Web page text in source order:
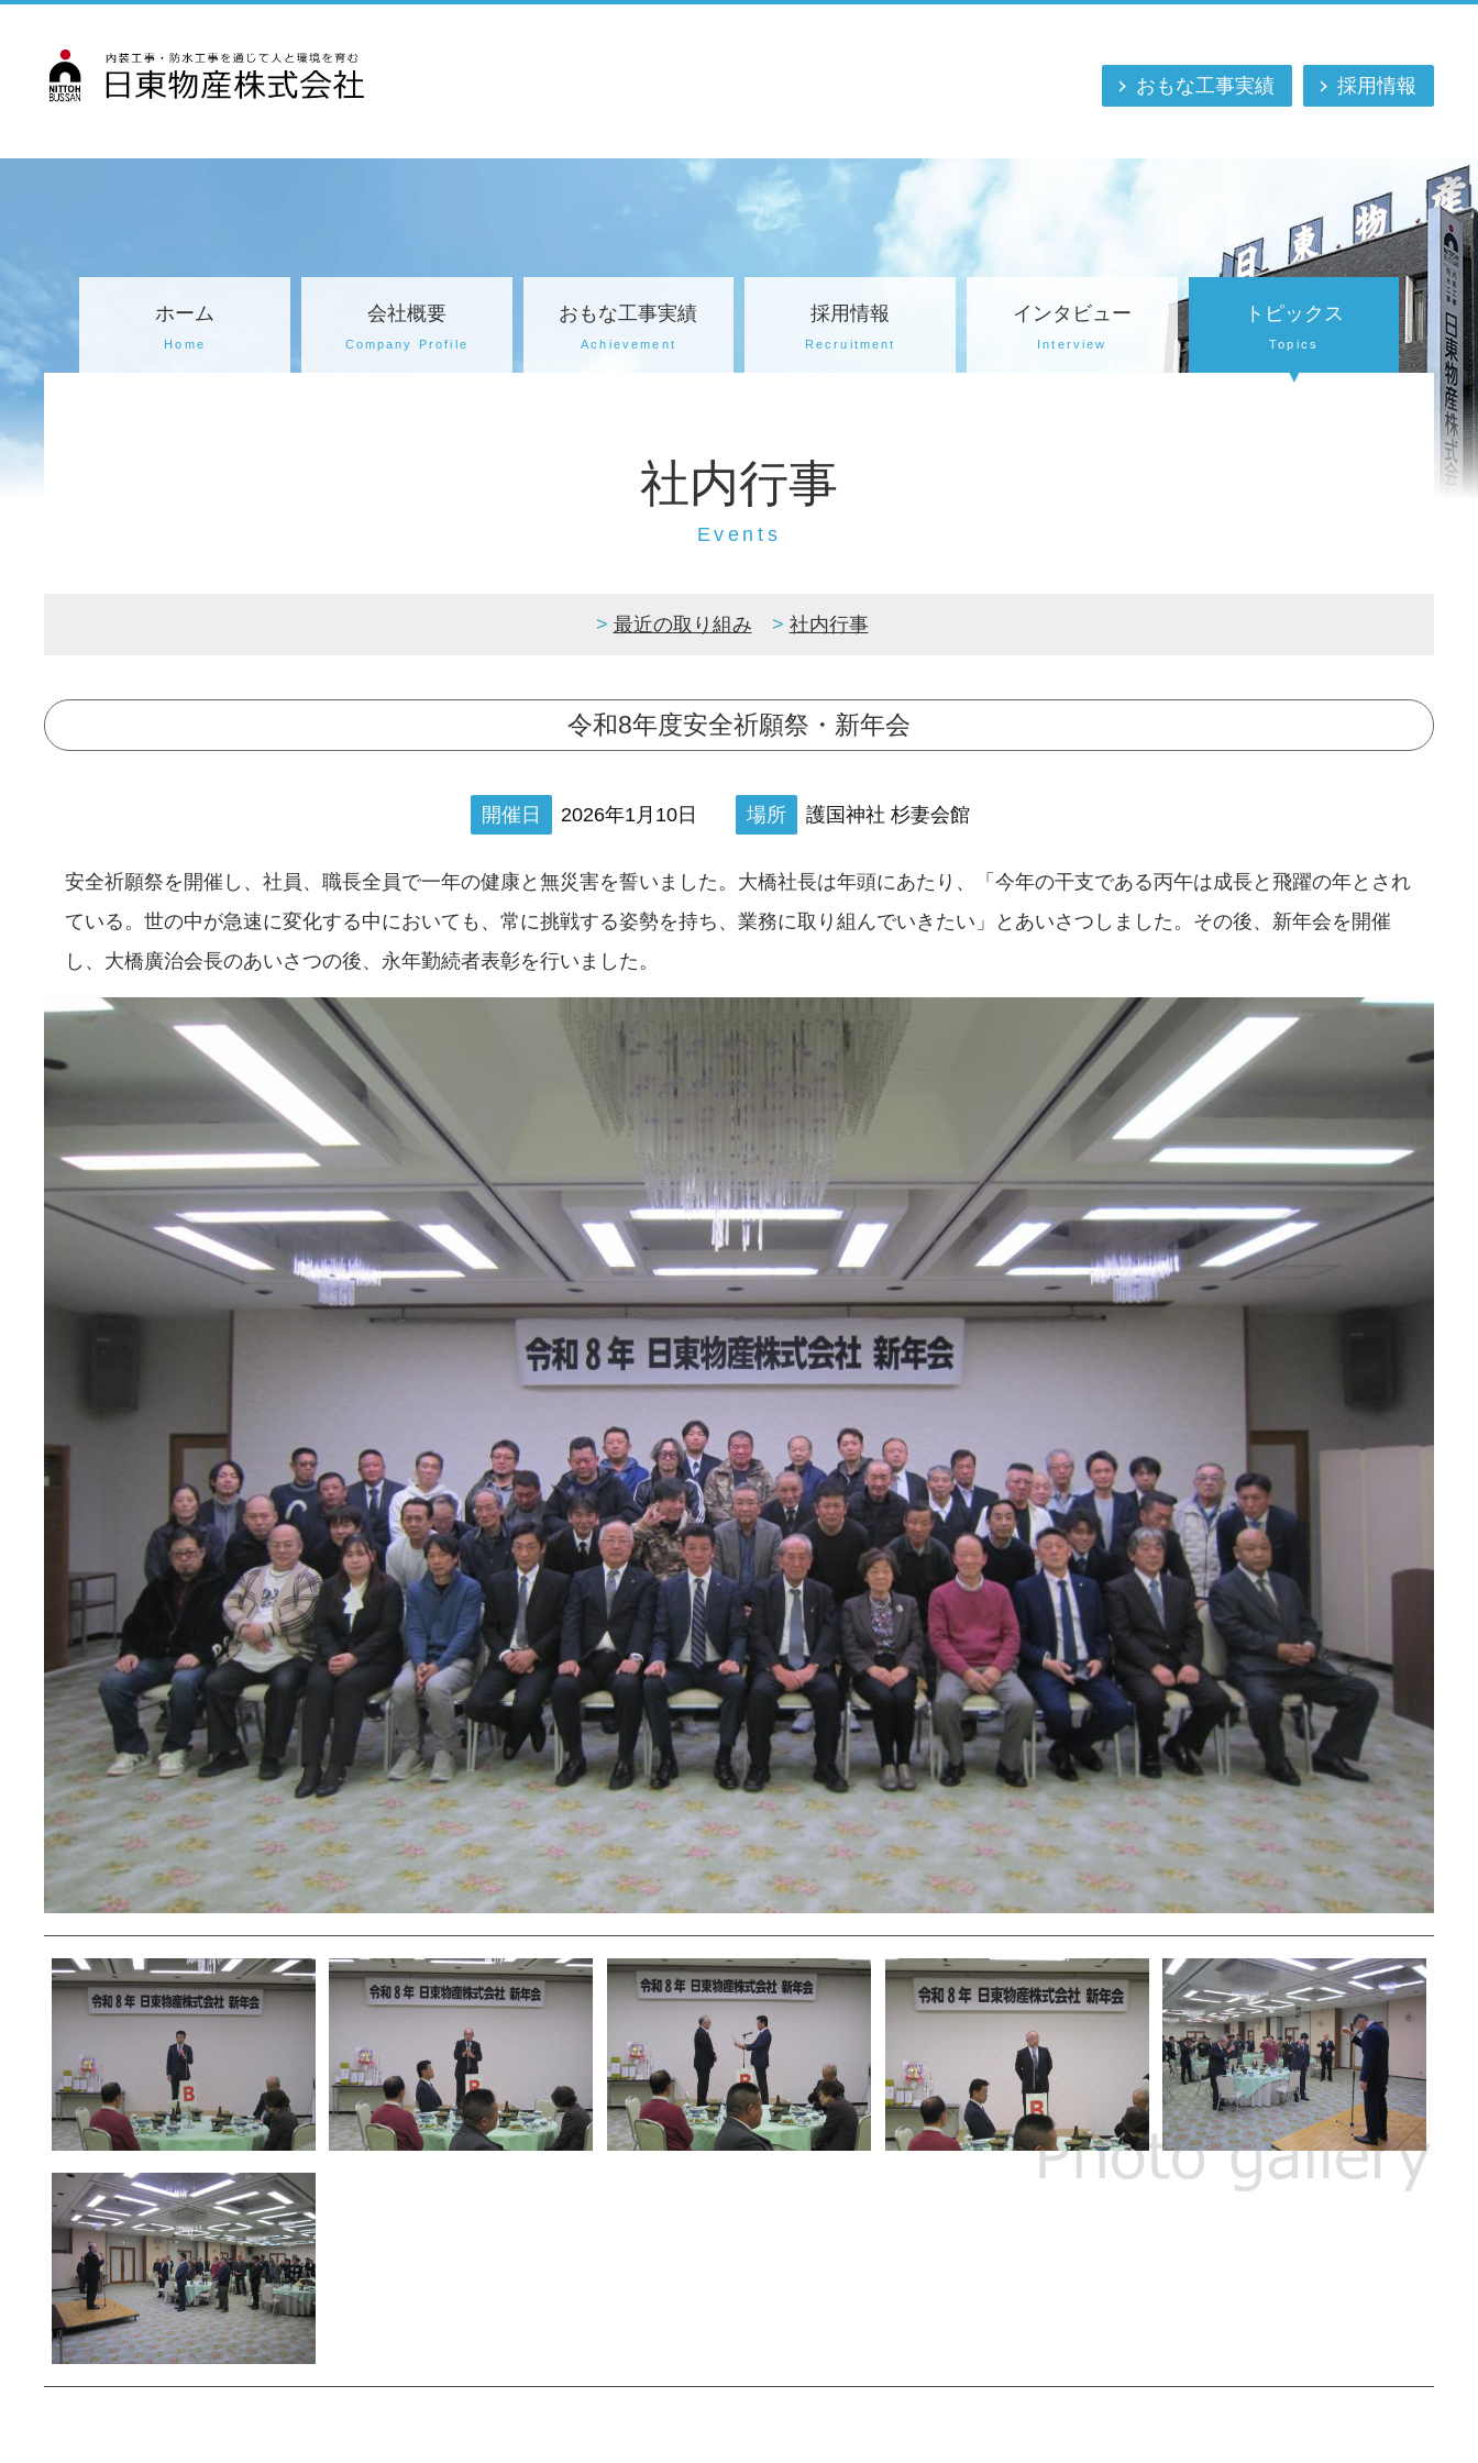
おもな工事実績 採用情報
ホーム
Home
会社概要
Company Profile
おもな工事実績
Achievement
採用情報
Recruitment
インタビュー
Interview
トピックス
Topics
社内行事
Events
最近の取り組み 社内行事
令和8年度安全祈願祭・新年会
開催日 2026年1月10日 場所 護国神社 杉妻会館
安全祈願祭を開催し、社員、職長全員で一年の健康と無災害を誓いました。大橋社長は年頭にあたり、「今年の干支である丙午は成長と飛躍の年とされ
ている。世の中が急速に変化する中においても、常に挑戦する姿勢を持ち、業務に取り組んでいきたい」とあいさつしました。その後、新年会を開催
し、大橋廣治会長のあいさつの後、永年勤続者表彰を行いました。